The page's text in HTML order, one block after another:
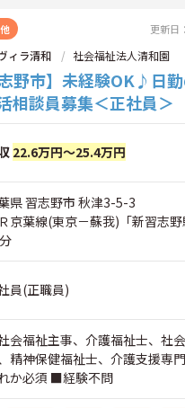
更新日
ィラ清和 社会福祉法人清和園
志野市】未経験OK♪日
相談員募集＜正社員＞
22.6万円～25.4万円
県 習志野市 秋津3-5-3
京葉線(東京－蘇我)「新習志
員(正職員)
会福祉主事、介護福祉士、社
精神保健福祉士、介護支援専
か必須 ■経験不問